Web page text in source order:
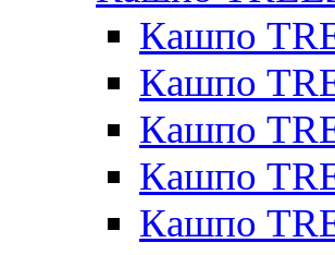
Кашпо
Кашпо
Кашпо
Кашпо
Кашпо